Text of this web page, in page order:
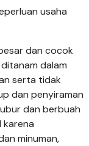
usaha
dan cocok
dalam
serta tidak
dan penyiraman
dan berbuah
karena
minuman,